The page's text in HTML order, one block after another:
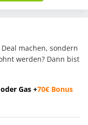
machen, sondern
werden? Dann bist
Gas +70€ Bonus